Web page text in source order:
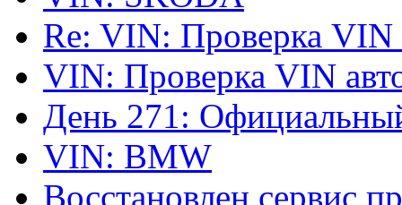
Re: VIN: Проверка VIN
VIN: Проверка VIN
День 271:
VIN: BMW
Восстановлен сервис